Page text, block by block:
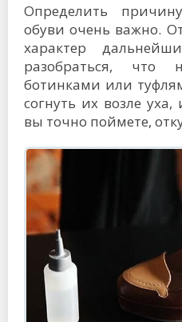
Определить
обуви очень важно.
характер
разобраться,
ботинками или
согнуть их возле
вы точно поймете,